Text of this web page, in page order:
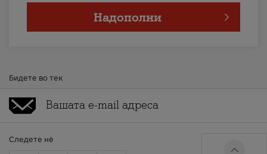
Надополни
Бидете во тек
Следете нè